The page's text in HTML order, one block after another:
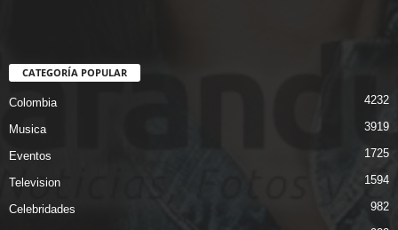
CATEGORÍA POPULAR
Colombia 4232
Musica 3919
Eventos 1725
Television 1594
Celebridades 982